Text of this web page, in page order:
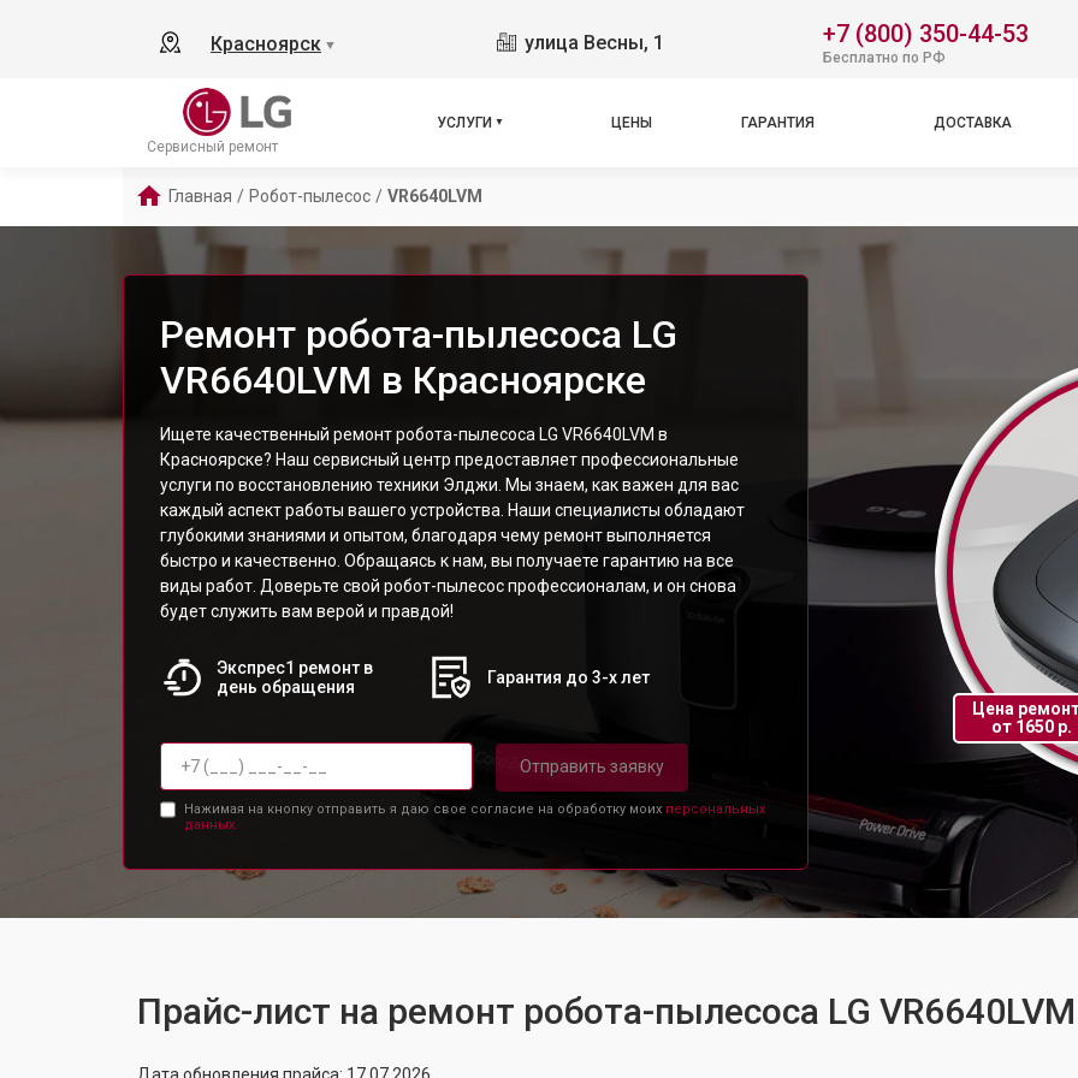
Красноярск ▼ улица Весны, 1 +7 (800) 350-44-53
Бесплатно по РФ
Сервисный ремонт
УСЛУГИ ЦЕНЫ ГАРАНТИЯ ДОСТАВКА
Главная / Робот-пылесос / VR6640LVM
Ремонт робота-пылесоса LG
VR6640LVM в Красноярске
Ищете качественный ремонт робота-пылесоса LG VR6640LVM в
Красноярске? Наш сервисный центр предоставляет профессиональные
услуги по восстановлению техники Элджи. Мы знаем, как важен для вас
каждый аспект работы вашего устройства. Наши специалисты обладают
глубокими знаниями и опытом, благодаря чему ремонт выполняется
быстро и качественно. Обращаясь к нам, вы получаете гарантию на все
виды работ. Доверьте свой робот-пылесос профессионалам, и он снова
будет служить вам верой и правдой!
Экспрес1 ремонт в
день обращения
Гарантия до 3-х лет
Отправить заявку
Нажимая на кнопку отправить я даю свое согласие на обработку моих персональных
данных.
Цена
от 1650 р.
Прайс-лист на ремонт робота-пылесоса LG VR6640LVM
Дата обновления прайса: 17.07.2026